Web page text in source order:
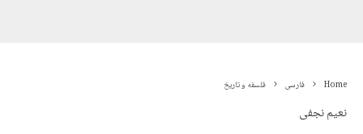
Home فارسی فلسفه و تاریخ
نعیم نجفی